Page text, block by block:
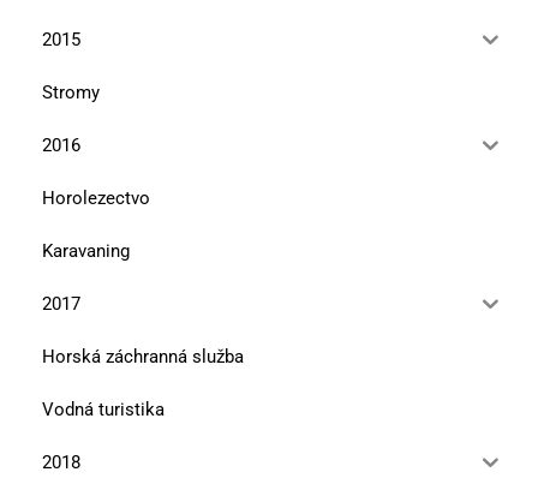
2015
Stromy
2016
Horolezectvo
Karavaning
2017
Horská záchranná služba
Vodná turistika
2018